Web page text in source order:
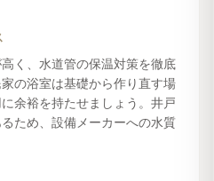
く、水道管の保温対策を徹底
の浴室は基礎から作り直す場
余裕を持たせましょう。井戸
ため、設備メーカーへの水質